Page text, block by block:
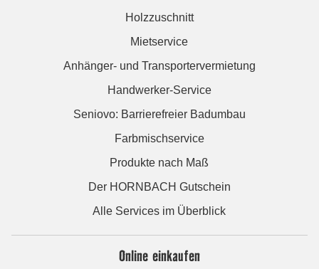
Holzzuschnitt
Mietservice
Anhänger- und Transportervermietung
Handwerker-Service
Seniovo: Barrierefreier Badumbau
Farbmischservice
Produkte nach Maß
Der HORNBACH Gutschein
Alle Services im Überblick
Online einkaufen